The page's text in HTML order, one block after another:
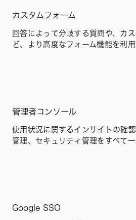
カスタムフォーム
回答によって分岐する質問や、カ
ど、より高度なフォーム機能を利用
管理者コンソール
使用状況に関するインサイトの確
管理、セキュリティ管理をすべて一
Google SSO